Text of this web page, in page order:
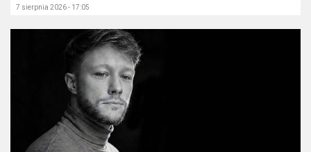
7 sierpnia 2026 - 17:05